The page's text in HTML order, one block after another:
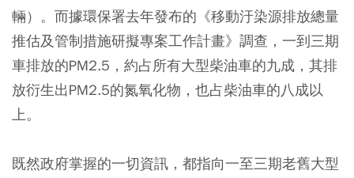
輛）。而據環保署去年發布的《移動汙染源排放總量
推估及管制措施研擬專案工作計畫》調查，一到三期
車排放的PM2.5，約占所有大型柴油車的九成，其排
放衍生出PM2.5的氮氧化物，也占柴油車的八成以
上。
既然政府掌握的一切資訊，都指向一至三期老舊大型